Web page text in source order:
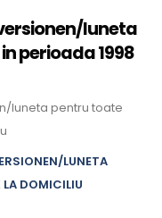
luneta
perioada 1998
luneta pentru toate
LUNETA
LA DOMICILIU